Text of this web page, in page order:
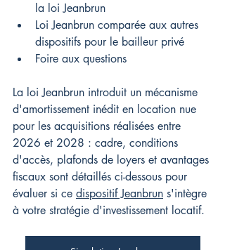
la loi Jeanbrun
Loi Jeanbrun comparée aux autres
dispositifs pour le bailleur privé
Foire aux questions
La loi Jeanbrun introduit un mécanisme
d'amortissement inédit en location nue
pour les acquisitions réalisées entre
2026 et 2028 : cadre, conditions
d'accès, plafonds de loyers et avantages
fiscaux sont détaillés ci-dessous pour
évaluer si ce dispositif Jeanbrun s'intègre
à votre stratégie d'investissement locatif.